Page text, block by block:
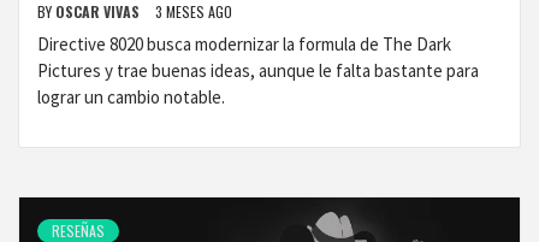
BY OSCAR VIVAS 3 MESES AGO
Directive 8020 busca modernizar la formula de The Dark
Pictures y trae buenas ideas, aunque le falta bastante para
lograr un cambio notable.
RESEÑAS